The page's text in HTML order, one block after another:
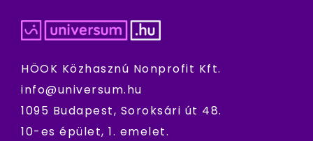
HÖOK Közhasznú Nonprofit Kft.
info@universum.hu
1095 Budapest, Soroksári út 48.
10-es épület, 1. emelet.